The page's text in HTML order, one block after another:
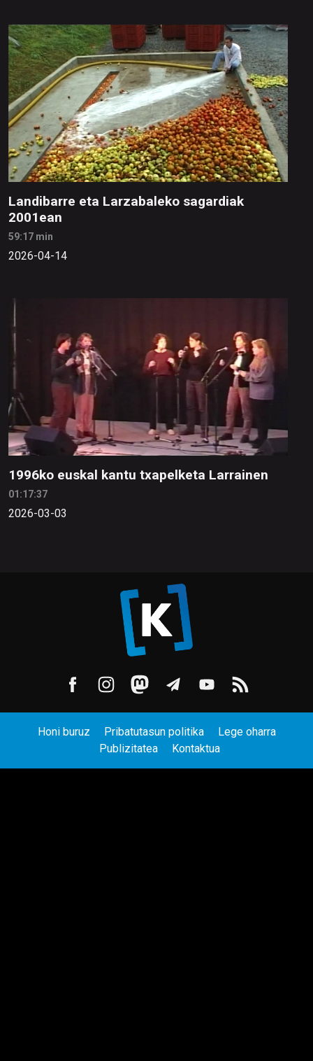
Landibarre eta Larzabaleko sagardiak
2001ean
59:17 min
2026-04-14
1996ko euskal kantu txapelketa Larrainen
01:17:37
2026-03-03
Honi buruz Pribatutasun politika
Lege oharra
Publizitatea
Kontaktua